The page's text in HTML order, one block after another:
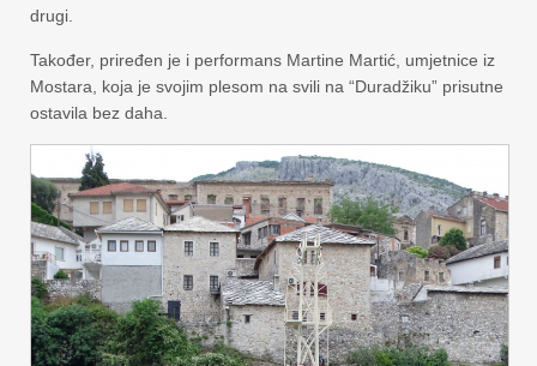
drugi.
Također, priređen je i performans Martine Martić, umjetnice iz
Mostara, koja je svojim plesom na svili na “Duradžiku” prisutne
ostavila bez daha.